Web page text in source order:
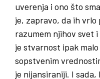
uverenja i ono što
je, zapravo, da ih vrlo
razumem njihov svet
je stvarnost ipak
sopstvenim
je nijansiraniji. I sada,